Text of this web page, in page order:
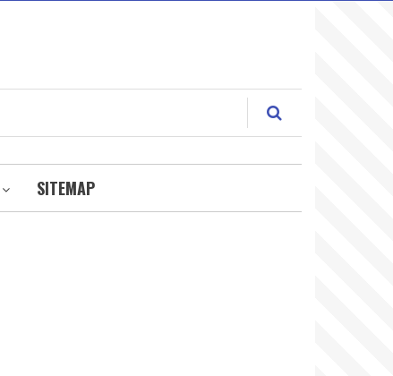
SITEMAP